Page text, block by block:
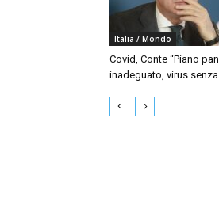
Italia / Mondo
Covid, Conte “Piano
inadeguato, virus